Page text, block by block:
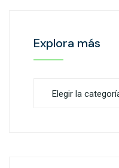
Explora más